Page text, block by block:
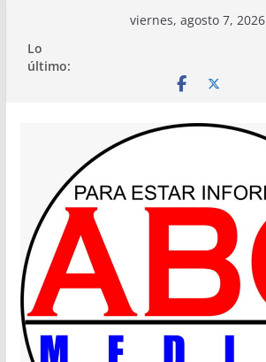
contenido
viernes, agosto 7, 2026
Lo
último: